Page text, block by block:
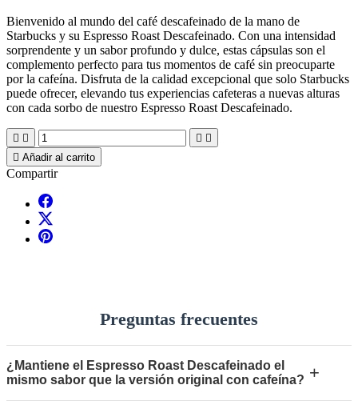
Bienvenido al mundo del café descafeinado de la mano de
Starbucks y su Espresso Roast Descafeinado. Con una intensidad
sorprendente y un sabor profundo y dulce, estas cápsulas son el
complemento perfecto para tus momentos de café sin preocuparte
por la cafeína. Disfruta de la calidad excepcional que solo Starbucks
puede ofrecer, elevando tus experiencias cafeteras a nuevas alturas
con cada sorbo de nuestro Espresso Roast Descafeinado.
   
 Añadir al carrito
Compartir
Preguntas frecuentes
¿Mantiene el Espresso Roast Descafeinado el
mismo sabor que la versión original con cafeína? +